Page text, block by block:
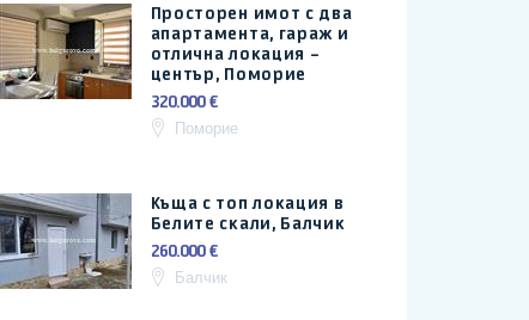
Просторен имот с два
апартамента, гараж и
отлична локация –
център, Поморие
320.000 €
Поморие
Къща с топ локация в
Белите скали, Балчик
260.000 €
Балчик